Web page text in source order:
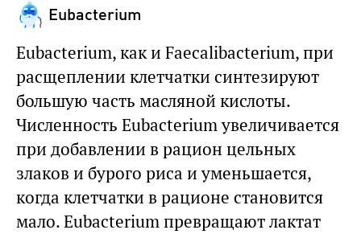
Eubacterium
Eubacterium, как и Faecalibacterium, при
расщеплении клетчатки синтезируют
большую часть масляной кислоты.
Численность Eubacterium увеличивается
при добавлении в рацион цельных
злаков и бурого риса и уменьшается,
когда клетчатки в рационе становится
мало. Eubacterium превращают лактат